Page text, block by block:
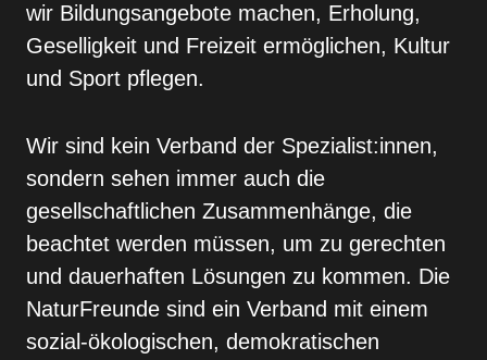
wir Bildungs­angebote machen, Erholung,
Geselligkeit und Freizeit ermöglichen, Kultur
und Sport pflegen.
Wir sind kein Verband der Spezialist:innen,
sondern sehen immer auch die
gesellschaftlichen Zusammen­hänge, die
beachtet werden müssen, um zu gerech­ten
und dauerhaften Lösungen zu kommen. Die
Na­turFreunde sind ein Verband mit einem
sozial-ökolo­gischen, demokratischen